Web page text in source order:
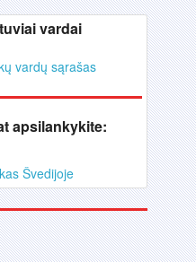
vardai
vardų sąrašas
apsilankykite:
Švedijoje